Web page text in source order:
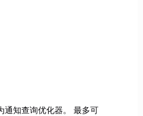
通知查询优化器。 最多可